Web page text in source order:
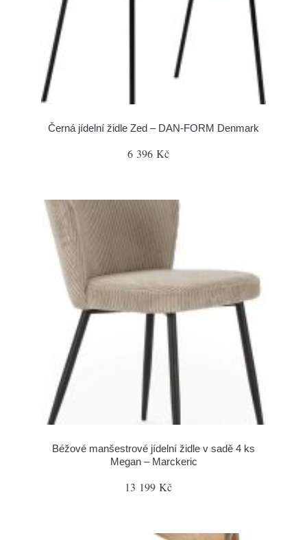
Černá jídelní židle Zed – DAN-FORM Denmark
6 396 Kč
Béžové manšestrové jídelní židle v sadě 4 ks
Megan – Marckeric
13 199 Kč